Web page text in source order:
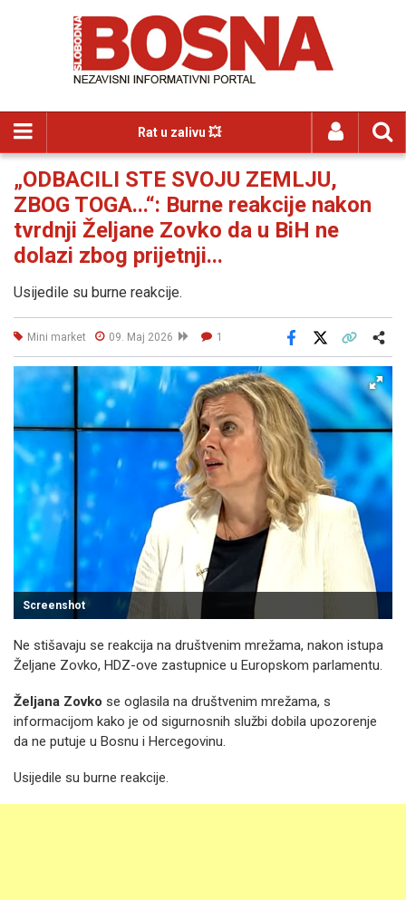
Rat u zalivu 💥
„ODBACILI STE SVOJU ZEMLJU,
ZBOG TOGA...“: Burne reakcije nakon
tvrdnji Željane Zovko da u BiH ne
dolazi zbog prijetnji...
Usijedile su burne reakcije.
Mini market 09. Maj 2026 1
Facebook
Screenshot
Ne stišavaju se reakcija na društvenim mrežama, nakon istupa
Željane Zovko, HDZ-ove zastupnice u Europskom parlamentu.
Željana Zovko se oglasila na društvenim mrežama, s
informacijom kako je od sigurnosnih službi dobila upozorenje
da ne putuje u Bosnu i Hercegovinu.
Usijedile su burne reakcije.